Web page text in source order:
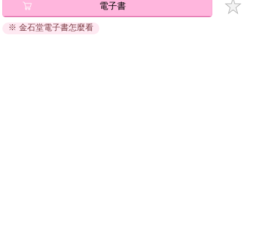
退換貨須知：
因版權保護，您在金石堂所購買的電子書僅能以金石堂專屬
電子書
※ 金石堂電子書怎麼看